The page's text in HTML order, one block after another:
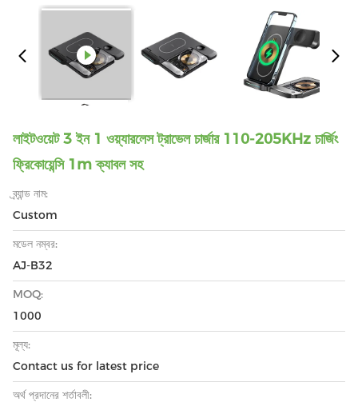
লাইটওয়েট 3 ইন 1 ওয়্যারলেস ট্রাভেল চার্জার 110-205KHz চার্জিং
ফ্রিকোয়েন্সি 1m ক্যাবল সহ
ব্র্যান্ড নাম:
Custom
মডেল নম্বর:
AJ-B32
MOQ:
1000
মূল্য:
Contact us for latest price
অর্থ প্রদানের শর্তাবলী: